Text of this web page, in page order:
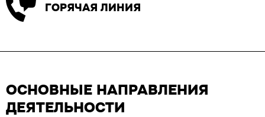
ГОРЯЧАЯ ЛИНИЯ
ОСНОВНЫЕ НАПРАВЛЕНИЯ
ДЕЯТЕЛЬНОСТИ